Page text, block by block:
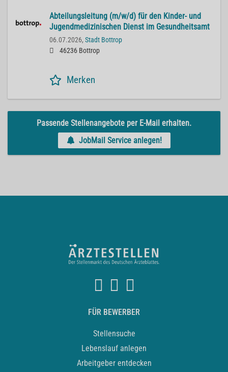
Abteilungsleitung (m/w/d) für den Kinder- und
Jugendmedizinischen Dienst im Gesundheitsamt
06.07.2026, Stadt Bottrop
46236 Bottrop
Merken
Passende Stellenangebote per E-Mail erhalten.
JobMail Service anlegen!
FÜR BEWERBER
Stellensuche
Lebenslauf anlegen
Arbeitgeber entdecken